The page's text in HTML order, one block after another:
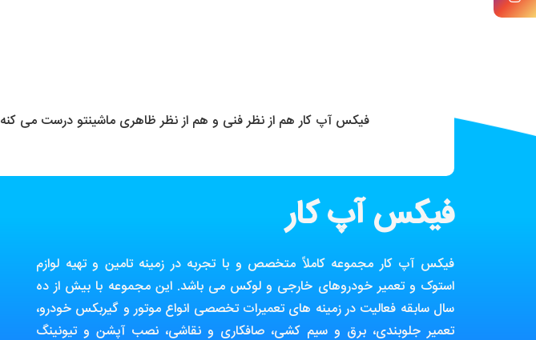
فیکس آپ کار هم از نظر فنی و هم از نظر ظاهری ماشینتو درست می کنه
فیکس آپ کار
فیکس آپ کار مجموعه کاملاً متخصص و با تجربه در زمینه تامین و تهیه لوازم
استوک و تعمیر خودروهای خارجی و لوکس می باشد. این مجموعه با بیش از ده
سال سابقه فعالیت در زمینه های تعمیرات تخصصی انواع موتور و گیربکس خودرو،
تعمیر جلوبندی، برق و سیم کشی، صافکاری و نقاشی، نصب آپشن و تیونینگ